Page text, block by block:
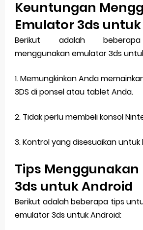
Keuntungan
Emulator 3ds
Berikut adalah
menggunakan emulator 3ds
1. Memungkinkan Anda
3DS di ponsel atau tablet Anda.
2. Tidak perlu membeli konsol
3. Kontrol yang disesuaikan
Tips
3ds untuk Android
Berikut adalah beberapa tips
emulator 3ds untuk Android: